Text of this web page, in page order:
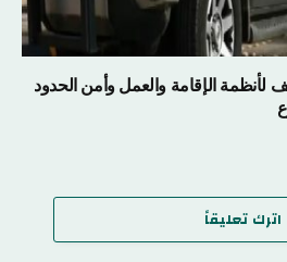
ألف مخالف لأنظمة الإقامة والعمل وأمن الحدود
اترك تعليقاً